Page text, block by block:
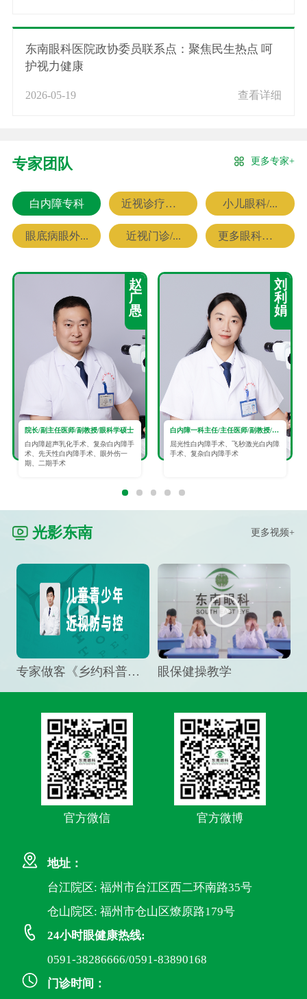
东南眼科医院政协委员联系点：聚焦民生热点 呵
护视力健康
2026-05-19 查看详细
专家团队 更多专家+
白内障专科 近视诊疗专科 小儿眼科/...
眼底病眼外... 近视门诊/... 更多眼科专家
赵
广
愚
院长/副主任医师/副教授/眼科学硕士
白内障超声乳化手术、复杂白内障手
术、先天性白内障手术、眼外伤一
期、二期手术
刘
利
娟
白内障一科主任/主任医师/副教授/眼科学硕士
屈光性白内障手术、飞秒激光白内障
手术、复杂白内障手术
光影东南 更多视频+
专家做客《乡约科普》栏目，预防孩子近视竟然这么“简单” 眼保健操教学
官方微信 官方微博
地址：
台江院区: 福州市台江区西二环南路35号
仓山院区: 福州市仓山区燎原路179号
24小时眼健康热线:
0591-38286666/0591-83890168
门诊时间：